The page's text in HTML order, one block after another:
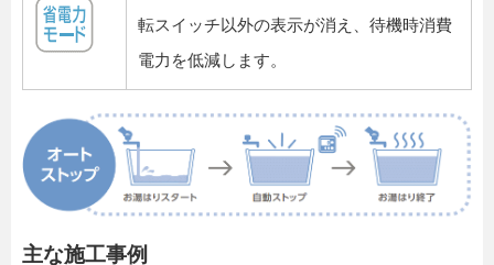
転スイッチ以外の表示が消え、待機時消費
電力を低減します。
主な施工事例